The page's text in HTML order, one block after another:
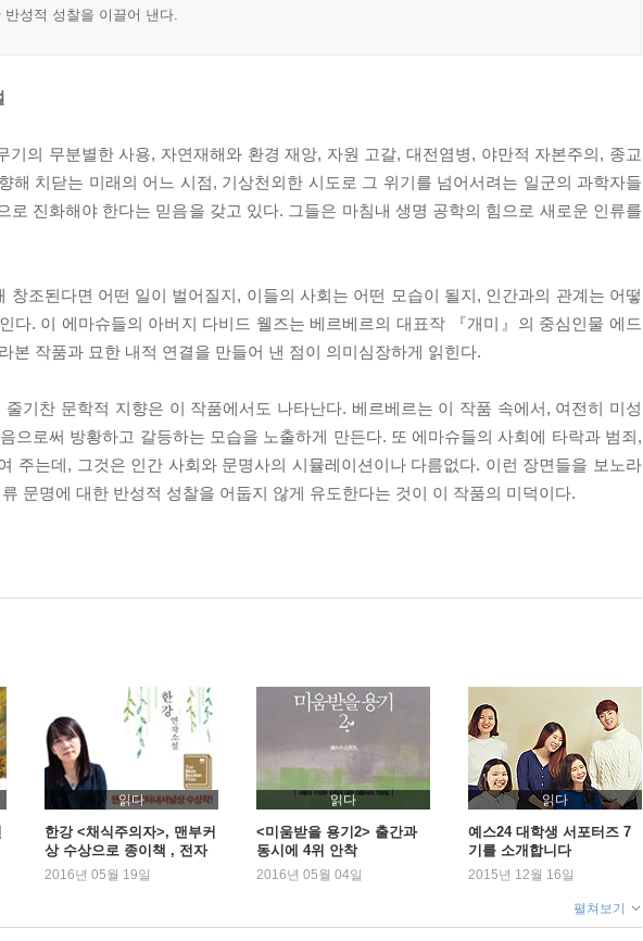
반성적 성찰을 이끌어 낸다.
기의 무분별한 사용, 자연재해와 환경 재앙, 자원 고갈, 대전염병, 야만적 자본주의, 종교
치닫는 미래의 어느 시점, 기상천외한 시도로 그 위기를 넘어서려는 일군의 과학자들
진화해야 한다는 믿음을 갖고 있다. 그들은 마침내 생명 공학의 힘으로 새로운 인류를
조된다면 어떤 일이 벌어질지, 이들의 사회는 어떤 모습이 될지, 인간과의 관계는 어떻
다. 이 에마슈들의 아버지 다비드 웰즈는 베르베르의 대표작 『개미』의 중심인물 에드
본 작품과 묘한 내적 연결을 만들어 낸 점이 의미심장하게 읽힌다.
기찬 문학적 지향은 이 작품에서도 나타난다. 베르베르는 이 작품 속에서, 여전히 미성
으로써 방황하고 갈등하는 모습을 노출하게 만든다. 또 에마슈들의 사회에 타락과 범죄,
주는데, 그것은 인간 사회와 문명사의 시뮬레이션이나 다름없다. 이런 장면들을 보노라
문명에 대한 반성적 성찰을 어둡지 않게 유도한다는 것이 이 작품의 미덕이다.
읽다
한강 <채식주의자>, 맨부커
상 수상으로 종이책 , 전자
책 동시 1위
2016년 05월 19일
읽다
<미움받을 용기2> 출간과
동시에 4위 안착
2016년 05월 04일
읽다
예스24 대학생 서포터즈 7
기를 소개합니다
2015년 12월 16일
펼쳐보기